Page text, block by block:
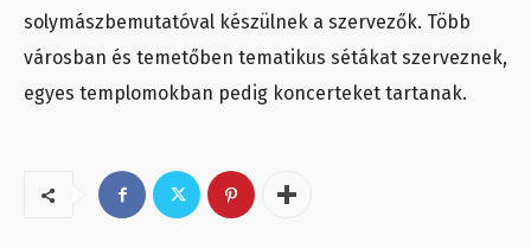
solymászbemutatóval készülnek a szervezők. Több
városban és temetőben tematikus sétákat szerveznek,
egyes templomokban pedig koncerteket tartanak.